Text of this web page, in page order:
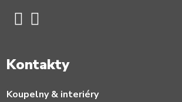
Kontakty
Koupelny & interiéry